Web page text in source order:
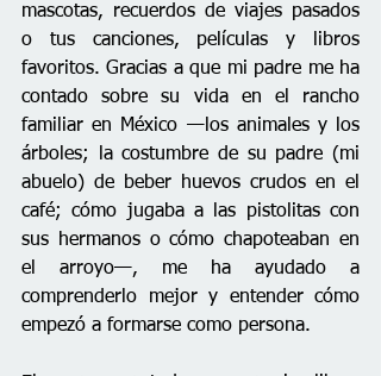
mascotas, recuerdos de viajes pasados
o tus canciones, películas y libros
favoritos. Gracias a que mi padre me ha
contado sobre su vida en el rancho
familiar en México —los animales y los
árboles; la costumbre de su padre (mi
abuelo) de beber huevos crudos en el
café; cómo jugaba a las pistolitas con
sus hermanos o cómo chapoteaban en
el arroyo—, me ha ayudado a
comprenderlo mejor y entender cómo
empezó a formarse como persona.